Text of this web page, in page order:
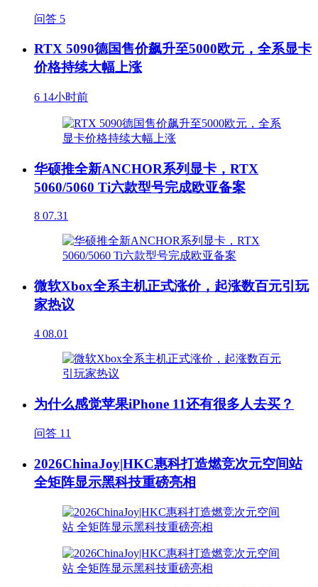
问答 5
RTX 5090德国售价飙升至5000欧元，全系显卡
价格持续大幅上涨
6 14小时前
华硕推全新ANCHOR系列显卡，RTX
5060/5060 Ti六款型号完成欧亚备案
8 07.31
微软Xbox全系主机正式涨价，起涨数百元引玩
家热议
4 08.01
为什么感觉苹果iPhone 11还有很多人去买？
问答 11
2026ChinaJoy|HKC惠科打造燃竞次元空间站
全矩阵显示黑科技重磅亮相